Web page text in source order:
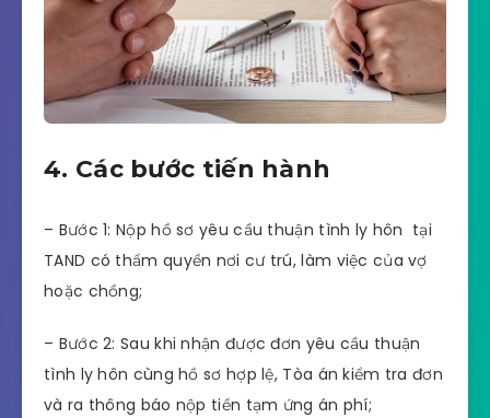
4. Các bước tiến hành
– Bước 1: Nộp hồ sơ yêu cầu thuận tình ly hôn tại
TAND có thẩm quyền nơi cư trú, làm việc của vợ
hoặc chồng;
– Bước 2: Sau khi nhận được đơn yêu cầu thuận
tình ly hôn cùng hồ sơ hợp lệ, Tòa án kiểm tra đơn
và ra thông báo nộp tiền tạm ứng án phí;